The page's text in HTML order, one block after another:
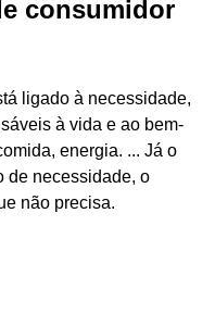
consumidor
ligado à necessidade,
à vida e ao bem-
energia. ... Já o
de necessidade, o
não precisa.